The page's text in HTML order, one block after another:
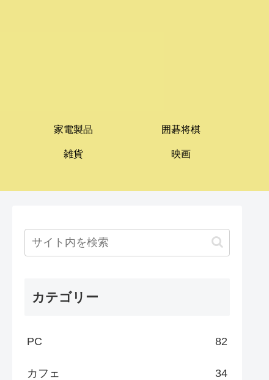
家電製品 囲碁将棋
雑貨 映画
カテゴリー
PC 82
カフェ 34